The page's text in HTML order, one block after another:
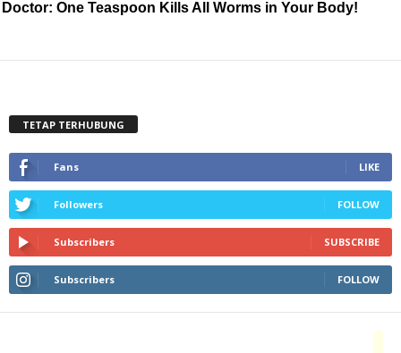
Doctor: One Teaspoon Kills All Worms in Your Body!
TETAP TERHUBUNG
Fans LIKE
Followers FOLLOW
Subscribers SUBSCRIBE
Subscribers FOLLOW